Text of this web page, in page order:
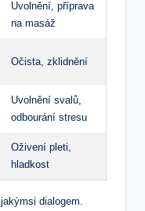
Uvolnění, příprava
na masáž
Očista, zklidnění
Uvolnění‌ svalů,
odbourání stresu
Oživení pleti,
hladkost
dialogem.